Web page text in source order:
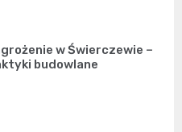
w Świerczewie –
budowlane